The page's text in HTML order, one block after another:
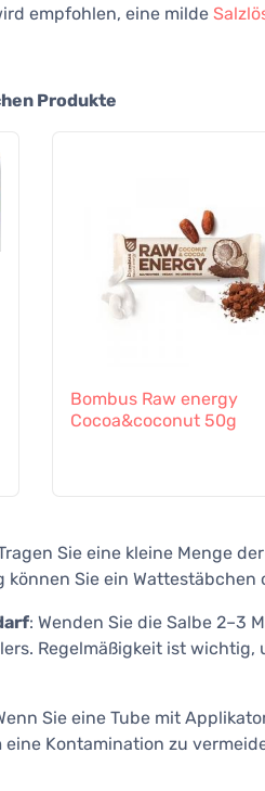
empfohlen, eine milde
Produkte
Bombus Raw energy
Cocoa&coconut 50g
Sie eine kleine Menge
können Sie ein
: Wenden Sie die Salbe 2–3
Regelmäßigkeit ist
Sie eine Tube mit
Kontamination zu